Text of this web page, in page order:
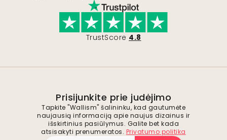
TrustScore 4.8
Prisijunkite prie judėjimo
Tapkite "Wallism" šalininku, kad gautumėte
naujausią informaciją apie naujus dizainus ir
išskirtinius pasiūlymus. Galite bet kada
atsisakyti prenumeratos. Privatumo politika